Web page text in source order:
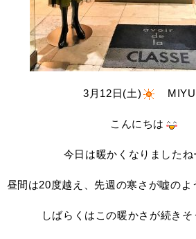
3月12日(土)
こんにちは
今日は暖かくなりました
昼間は20度越え、先週の寒さが嘘の
しばらくはこの暖かさが続き